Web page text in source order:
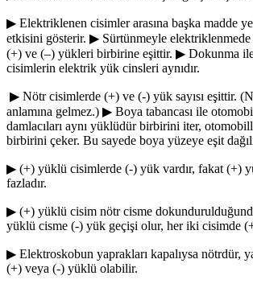
▶ Elektriklenen cisimler arasına başka madde
etkisini gösterir. ▶ Sürtünmeyle
(+) ve (–) yükleri birbirine eşittir. ▶ Dokunma
cisimlerin elektrik yük cinsleri aynıdır.
▶ Nötr cisimlerde (+) ve (-) yük sayısı eşittir.
anlamına gelmez.) ▶ Boya tabancası ile
damlacıları aynı yüklüdür birbirini iter,
birbirini çeker. Bu sayede boya yüzeye eşit
▶ (+) yüklü cisimlerde (-) yük vardır, fakat (+)
fazladır.
▶ (+) yüklü cisim nötr cisme
yüklü cisme (-) yük geçişi olur, her iki cisimde
▶ Elektroskobun yaprakları kapalıysa nötrdür,
(+) veya (-) yüklü olabilir.